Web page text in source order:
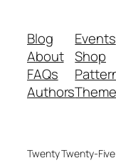
Blog
About
FAQs
Authors
Events
Shop
Twenty Twenty-Five